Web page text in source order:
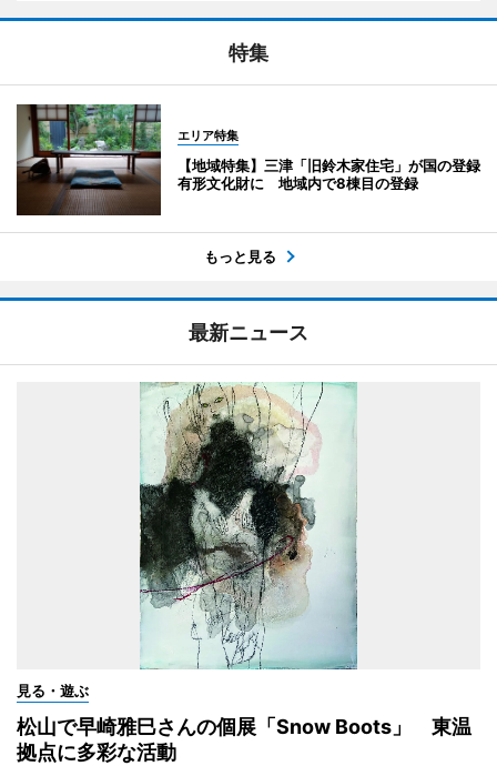
特集
エリア特集
【地域特集】三津「旧鈴木家住宅」が国の登録
有形文化財に 地域内で8棟目の登録
もっと見る
最新ニュース
見る・遊ぶ
松山で早崎雅巳さんの個展「Snow Boots」 東温
拠点に多彩な活動